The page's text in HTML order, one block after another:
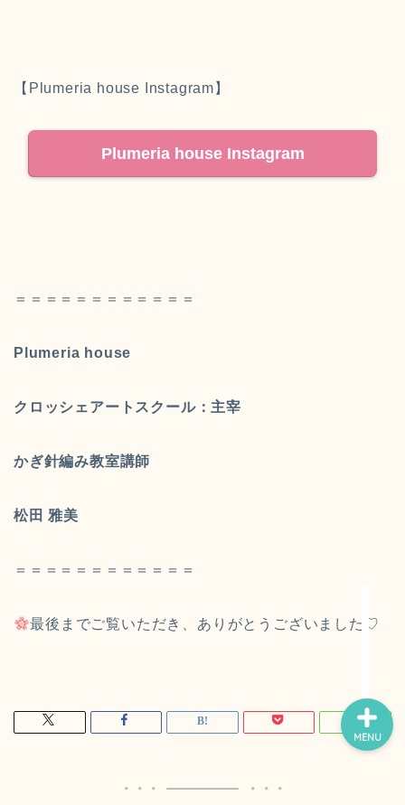
【Plumeria house Instagram】
Plumeria house Instagram
＝＝＝＝＝＝＝＝＝＝＝＝
Plumeria house
クロッシェアートスクール：主宰
かぎ針編み教室講師
松田 雅美
＝＝＝＝＝＝＝＝＝＝＝＝
最後までご覧いただき、ありがとうございました♡
MENU
♪